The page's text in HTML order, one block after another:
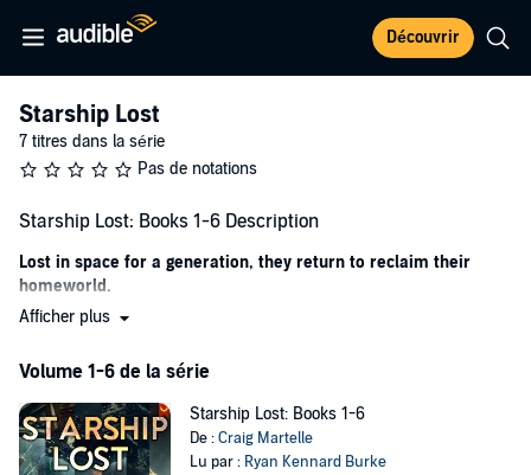
Découvrir
Starship Lost
7 titres dans la série
Pas de notations
Starship Lost: Books 1-6 Description
Lost in space for a generation, they return to reclaim their
homeworld.
The ship survived, but over time the original crew died out. Their
sworn enemy, the vicious alien Malibor.
They’ve lived their whole lives in space. Their idea of heaven is open
air, blue skies, and the quiet of peace. But they'll never have that if
they don't take it by force.
Afficher plus
Volume 1-6 de la série
Starship Lost: Books 1-6
De :Craig Martelle
Lu par : Ryan Kennard Burke